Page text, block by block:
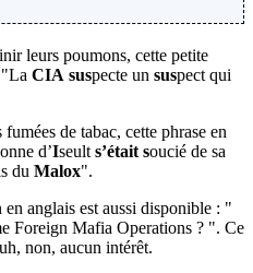
leurs poumons, cette petite
"La CIA suspecte un suspect qui
de tabac, cette phrase en
onne d’Iseult s’était soucié de sa
du Malox".
anglais est aussi disponible : "
Foreign Mafia Operations ? ". Ce
non, aucun intérêt.